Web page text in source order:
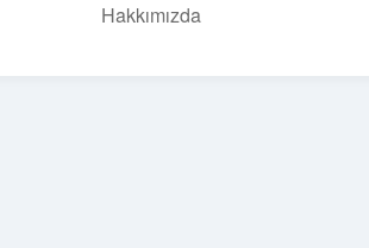
Hakkımızda